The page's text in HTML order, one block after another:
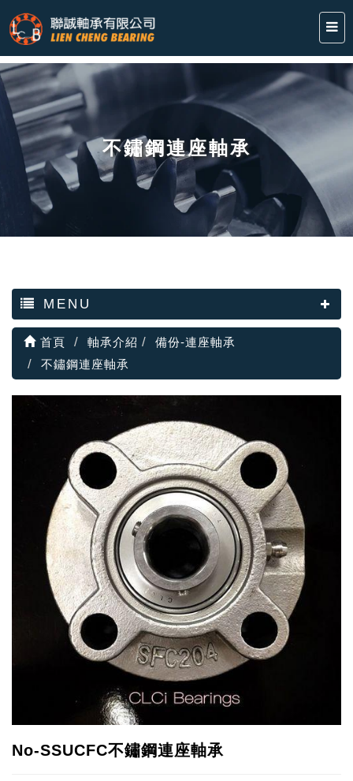
不鏽鋼連座軸承
MENU
首頁 軸承介紹
備份-連座軸承
不鏽鋼連座軸承
No-SSUCFC不鏽鋼連座軸承